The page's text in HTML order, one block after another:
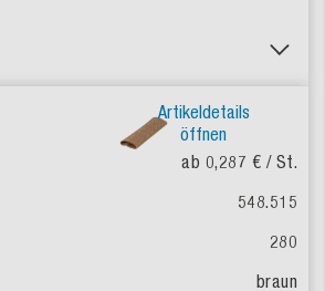
Artikeldetails
öffnen
ab 0,287 € / St.
548.515
280
braun